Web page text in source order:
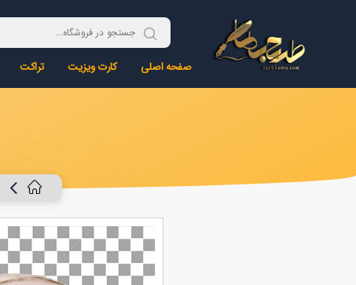
صفحه اصلی کارت ویزیت تراکت